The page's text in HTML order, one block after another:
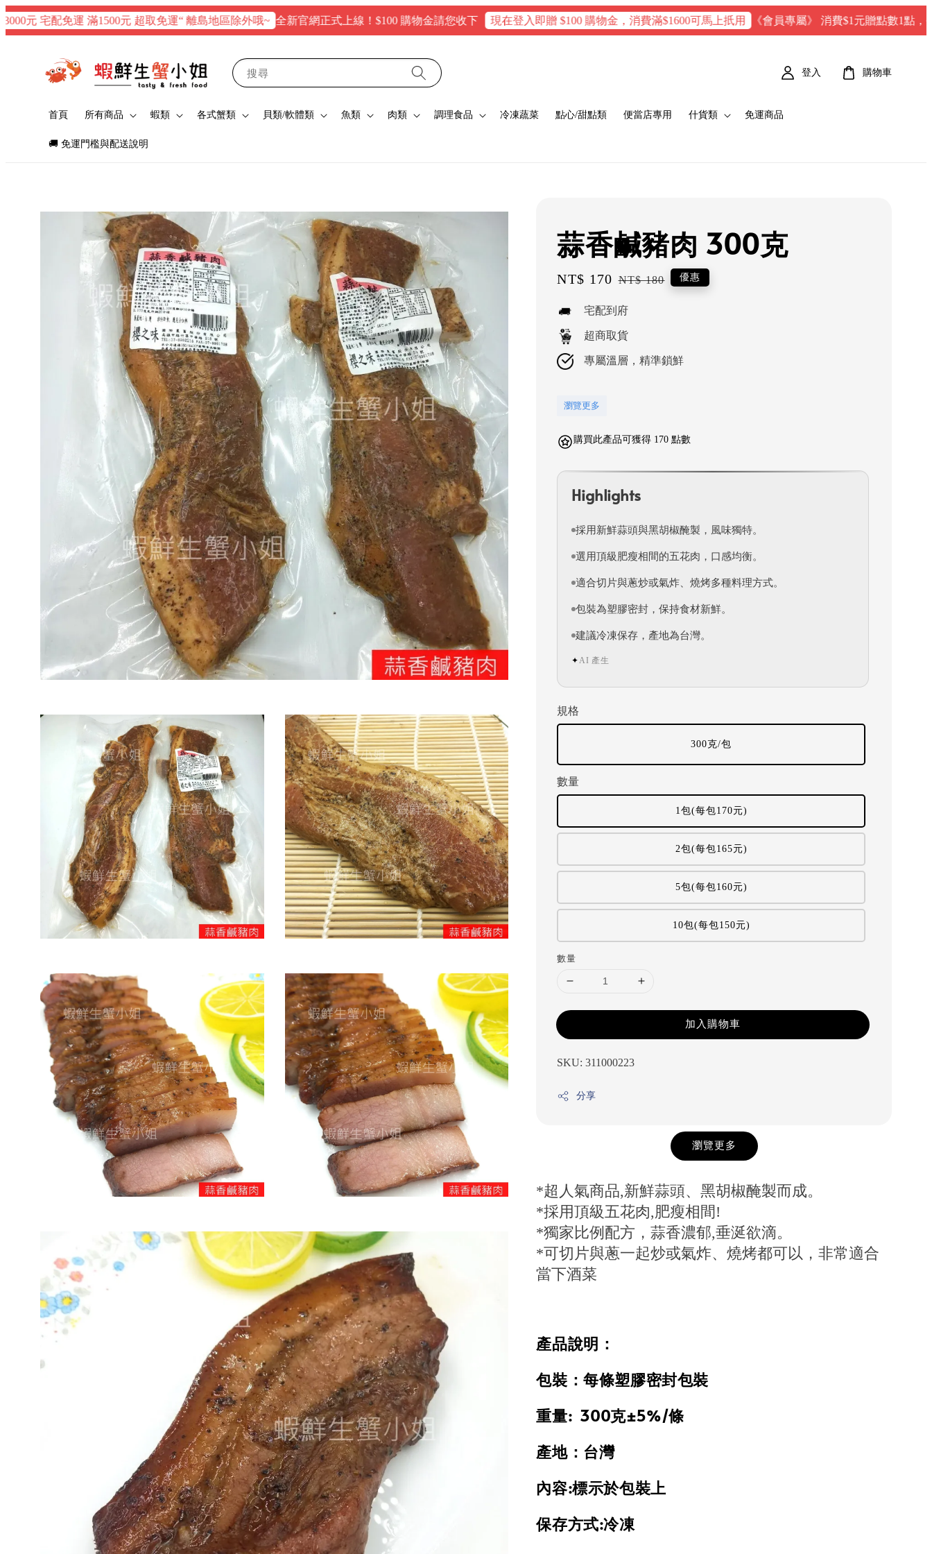
配免運 滿1500元 超取免運“ 離島地區除外哦~ 全新官網正式上線！$100 購物金請您收下 現在登入即贈 $100 購物金，消費滿$1600可馬上扺用 《會員專屬》 消費$1元贈點數1點，每100 點
搜尋
首頁 所有商品 蝦類 各式蟹類 貝類/軟體類 魚類 肉類 調理食品 冷凍蔬菜 點心/甜點類 便當店專用 什貨類 免運商品
🚚 免運門檻與配送說明
登入 購物車
蒜香鹹豬肉 300克
Sale
NT$ 170 Regular
NT$ 180 優惠
宅配到府
超商取貨
專屬溫層，精準鎖鮮
瀏覽更多
購買此產品可獲得 170 點數
Highlights
採用新鮮蒜頭與黑胡椒醃製，風味獨特。
選用頂級肥瘦相間的五花肉，口感均衡。
適合切片與蔥炒或氣炸、燒烤多種料理方式。
包裝為塑膠密封，保持食材新鮮。
建議冷凍保存，產地為台灣。
✦ AI 產生
規格
300克/包
數量
1包(每包170元)
2包(每包165元)
5包(每包160元)
10包(每包150元)
數量
加入購物車
SKU: 311000223
分享
瀏覽更多
*超人氣商品,新鮮蒜頭、黑胡椒醃製而成。
*採用頂級五花肉,肥瘦相間!
*獨家比例配方，蒜香濃郁,垂涎欲滴。
*可切片與蔥一起炒或氣炸、燒烤都可以，非常適合
當下酒菜
產品說明：
包裝：每條塑膠密封包裝
重量: 300克±5%/條
產地：台灣
內容:標示於包裝上
保存方式:冷凍